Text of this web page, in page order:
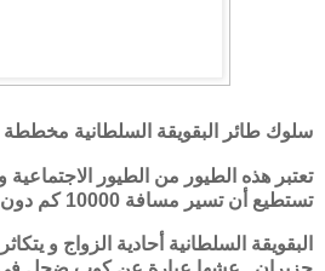
سلوك طائر البقويقة السلطانية مخططة
تعتبر هذه الطيور من الطيور الاجتماعية
تستطيع أن تسير مسافة 10000 كم دون التوقف .
البقويقة السلطانية أحادية الزواج و